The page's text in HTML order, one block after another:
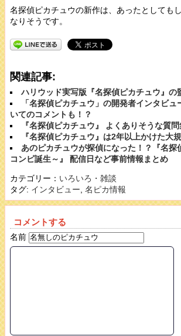
名探偵ピカチュウの新作は、あったとしても
なりそうです。
関連記事:
ハリウッド実写版『名探偵ピカチュウ』の
「名探偵ピカチュウ」の開発者インタビ
いてのコメントも！？
『名探偵ピカチュウ』 よくありそうな質問
『名探偵ピカチュウ』は2年以上かけた大
あのピカチュウが探偵になった！？『名探
コンビ誕生～』 配信日など事前情報まとめ
カテゴリー： いろいろ・雑談
タグ: インタビュー 名ピカ情報
コメントする
名前